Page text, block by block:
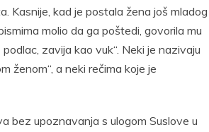
Kasnije, kad je postala žena još mladog
molio da ga poštedi, govorila mu
zavija kao vuk“. Neki je nazivaju
ženom“, a neki rečima koje je
bez upoznavanja s ulogom Suslove u